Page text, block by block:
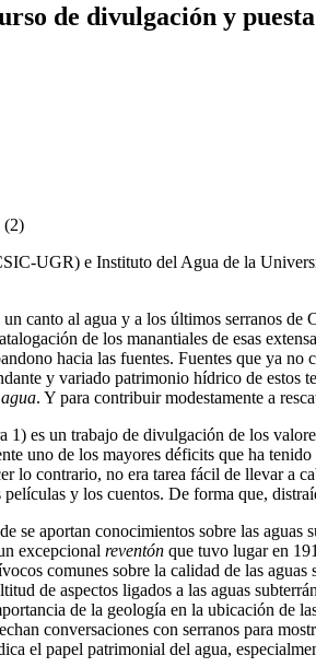
de divulgación y
(2)
UGR) e Instituto del Agua de la
un canto al agua y a los últimos serranos de
de los manantiales de esas
hacia las fuentes. Fuentes que ya
y variado patrimonio hídrico de
. Y para contribuir modestamente a
es un trabajo de divulgación de los
uno de los mayores déficits que ha
lo contrario, no era tarea fácil de llevar a
y los cuentos. De forma que,
se aportan conocimientos sobre las
excepcional reventón que tuvo lugar en
comunes sobre la calidad de las
de aspectos ligados a las aguas
de la geología en la ubicación de
conversaciones con serranos para
el papel patrimonial del agua,